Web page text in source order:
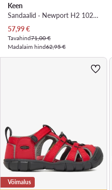
Keen
Sandaalid · Newport H2 1026266 · Lilla
Praegune hind
57,99€
Tavahind71,00 €
Madalaim hind62,95 €
Võimalus